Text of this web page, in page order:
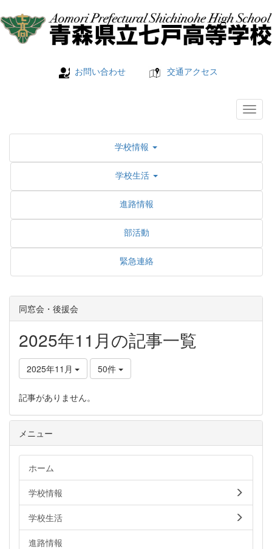
お問い合わせ 交通アクセス
学校情報
学校生活
進路情報
部活動
緊急連絡
同窓会・後援会
2025年11月の記事一覧
2025年11月 50件
記事がありません。
メニュー
ホーム
学校情報
学校生活
進路情報